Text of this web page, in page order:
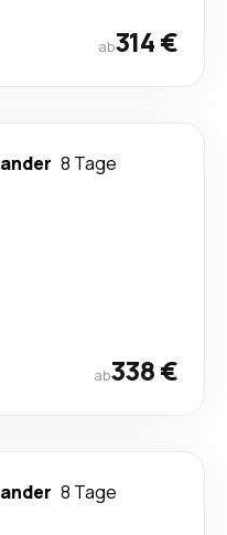
ab314 €
8 Tage
ab338 €
8 Tage